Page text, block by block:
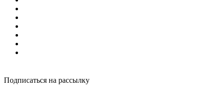
Подписаться на рассылку